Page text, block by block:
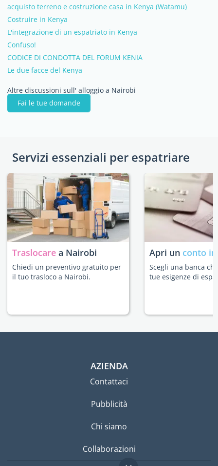
acquisto terreno e costruzione casa in Kenya (Watamu)
Costruire in Kenya
L'integrazione di un espatriato in Kenya
Confuso!
CODICE DI CONDOTTA DEL FORUM KENIA
Le due facce del Kenya
Altre discussioni sull' alloggio a Nairobi
Fai le tue domande
Servizi essenziali per espatriare
Traslocare a Nairobi
Chiedi un preventivo gratuito per
il tuo trasloco a Nairobi.
Apri un conto
Scegli una banca
tue esigenze di
AZIENDA
Contattaci
Pubblicità
Chi siamo
Collaborazioni